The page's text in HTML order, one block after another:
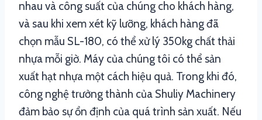
nhau và công suất của chúng cho khách hàng,
và sau khi xem xét kỹ lưỡng, khách hàng đã
chọn mẫu SL-180, có thể xử lý 350kg chất thải
nhựa mỗi giờ. Máy của chúng tôi có thể sản
xuất hạt nhựa một cách hiệu quả. Trong khi đó,
công nghệ trưởng thành của Shuliy Machinery
đảm bảo sự ổn định của quá trình sản xuất. Nếu